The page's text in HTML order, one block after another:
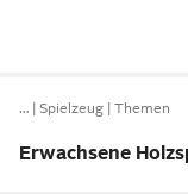
… Spielzeug Themen
Erwachsene